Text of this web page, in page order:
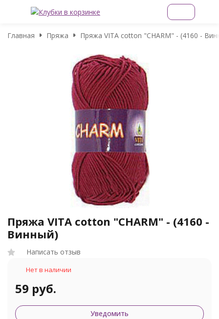
Главная Пряжа Пряжа VITA cotton "CHARM" - (4160 -
Пряжа VITA cotton "CHARM" - (4160 -
Винный)
Написать отзыв
Нет в наличии
59 руб.
Уведомить